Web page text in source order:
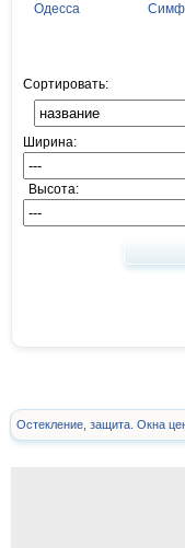
Одесса
Сортировать:
Ширина:
Высота:
Остекление, защита. Окна